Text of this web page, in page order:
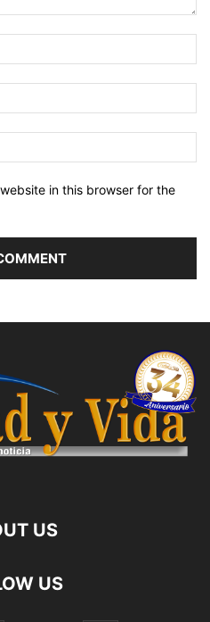
in this browser for the
US
US